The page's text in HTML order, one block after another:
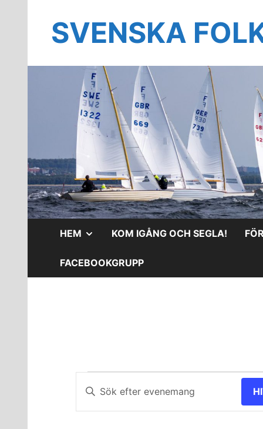
innehållSVENSKA
HEM VISA
UNDERMENY
KOM IGÅNG OCH SEGLA!
FACEBOOKGRUPP
Evenemang
för
Ange
nyckelord.
Sök